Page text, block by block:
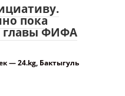
пока
главы ФИФА
— 24.kg, Бактыгуль